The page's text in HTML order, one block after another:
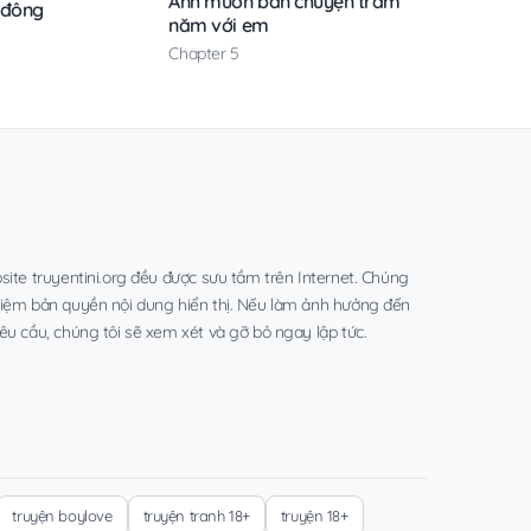
năm với em
Chapter 5
truyentini.org đều được sưu tầm trên Internet. Chúng
bản quyền nội dung hiển thị. Nếu làm ảnh hưởng đến
cầu, chúng tôi sẽ xem xét và gỡ bỏ ngay lập tức.
truyện boylove truyện tranh 18+ truyện 18+